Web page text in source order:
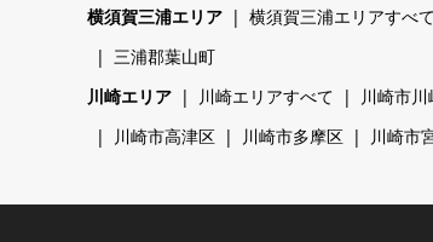
横須賀三浦エリア
横須賀三浦エリアすべて
三浦郡葉山町
川崎エリア
川崎エリアすべて 川崎市
川崎市高津区
川崎市多摩区 川崎市